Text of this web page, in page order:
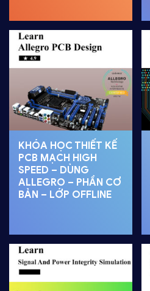
KHÓA HỌC THIẾT KẾ
PCB MẠCH HIGH
SPEED – DÙNG
ALLEGRO – PHẦN CƠ
BẢN – LỚP OFFLINE